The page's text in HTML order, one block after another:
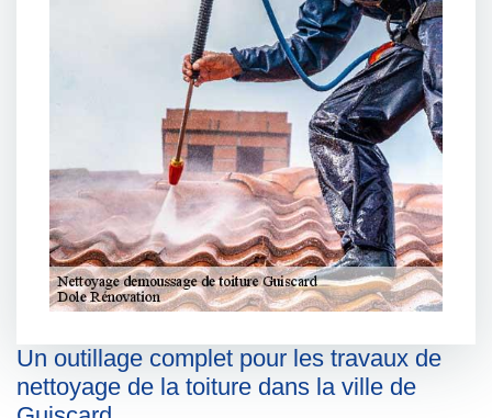
Un outillage complet pour les travaux de
nettoyage de la toiture dans la ville de